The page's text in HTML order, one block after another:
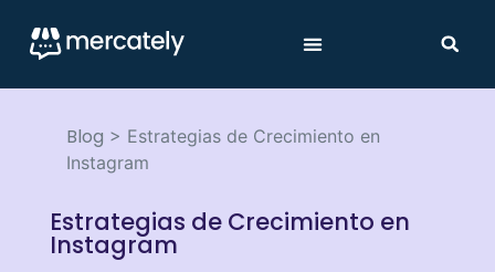
Blog > Estrategias de Crecimiento en
Instagram
Estrategias de Crecimiento en
Instagram